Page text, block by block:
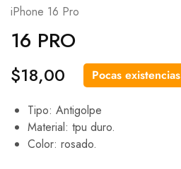
iPhone 16 Pro
16 PRO
$18,00 Pocas existencias
Tipo: Antigolpe
Material: tpu duro.
Color: rosado.